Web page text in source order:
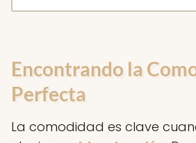
Encontrando la
Perfecta
La comodidad es clave